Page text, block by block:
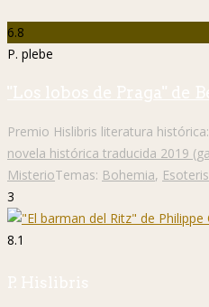
6.8
P. plebe
"Los lobos de Praga" de
Premio Hislibris literatura histórica:
novela histórica traducida 2019
MisterioTemas: Bohemia,
3
8.1
P. Hislibris